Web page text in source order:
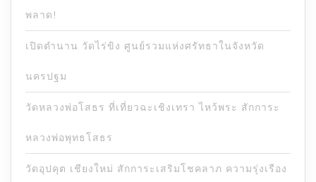
พลาด!
เปิดตำนาน วัดไร่ขิง ศูนย์รวมแห่งศรัทธาในจังหวัด
นครปฐม
วัดหลวงพ่อโสธร ที่เที่ยวฉะเชิงเทรา ไหว้พระ สักการะ
หลวงพ่อพุทธโสธร
วัดอุปคุต เชียงใหม่ สักการะเสริมโชคลาภ ความรุ่งเรือง